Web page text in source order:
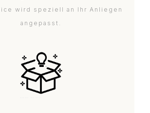
wird speziell an Ihr Anliegen
angepasst.